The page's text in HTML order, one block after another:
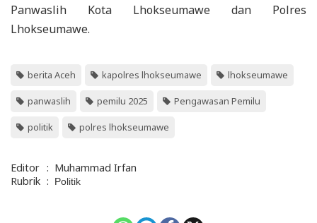
Panwaslih Kota Lhokseumawe dan Polres
Lhokseumawe.
berita Aceh kapolres lhokseumawe lhokseumawe
panwaslih pemilu 2025 Pengawasan Pemilu
politik polres lhokseumawe
Editor : Muhammad Irfan
Rubrik : Politik